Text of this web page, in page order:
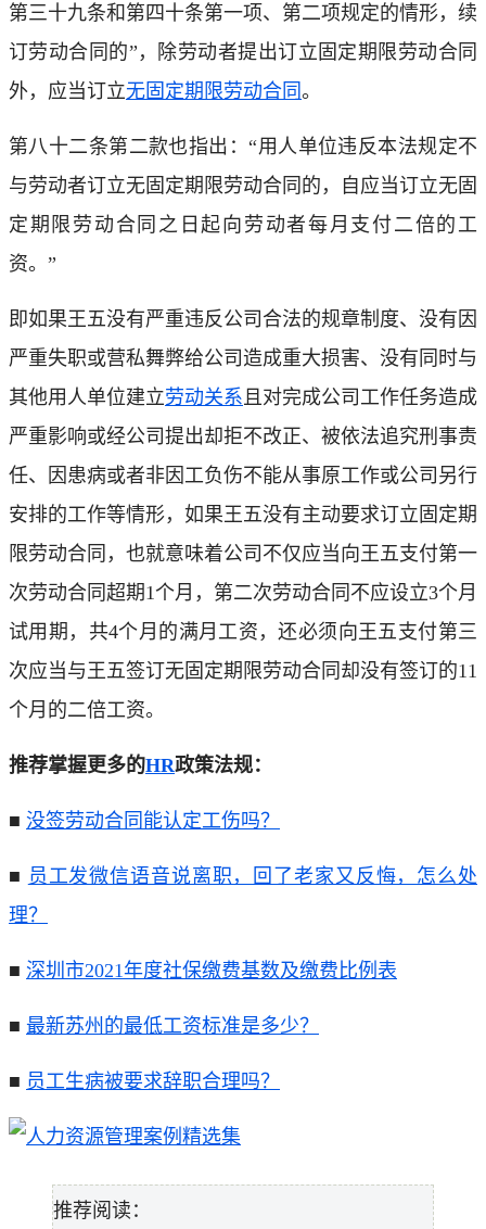
第三十九条和第四十条第一项、第二项规定的情形，续
订劳动合同的”，除劳动者提出订立固定期限劳动合同
外，应当订立无固定期限劳动合同。
第八十二条第二款也指出：“用人单位违反本法规定不
与劳动者订立无固定期限劳动合同的，自应当订立无固
定期限劳动合同之日起向劳动者每月支付二倍的工
资。”
即如果王五没有严重违反公司合法的规章制度、没有因
严重失职或营私舞弊给公司造成重大损害、没有同时与
其他用人单位建立劳动关系 且对完成公司工作任务造成
严重影响或经公司提出却拒不改正、被依法追究刑事责
任、因患病或者非因工负伤不能从事原工作或公司另行
安排的工作等情形，如果王五没有主动要求订立固定期
限劳动合同，也就意味着公司不仅应当向王五支付第一
次劳动合同超期1个月，第二次劳动合同不应设立3个月
试用期，共4个月的满月工资，还必须向王五支付第三
次应当与王五签订无固定期限劳动合同却没有签订的11
个月的二倍工资。
推荐掌握更多的HR政策法规：
■ 没签劳动合同能认定工伤吗？
■ 员工发微信语音说离职，回了老家又反悔，怎么处
理？
■ 深圳市2021年度社保缴费基数及缴费比例表
■ 最新苏州的最低工资标准是多少？
■ 员工生病被要求辞职合理吗？
推荐阅读：